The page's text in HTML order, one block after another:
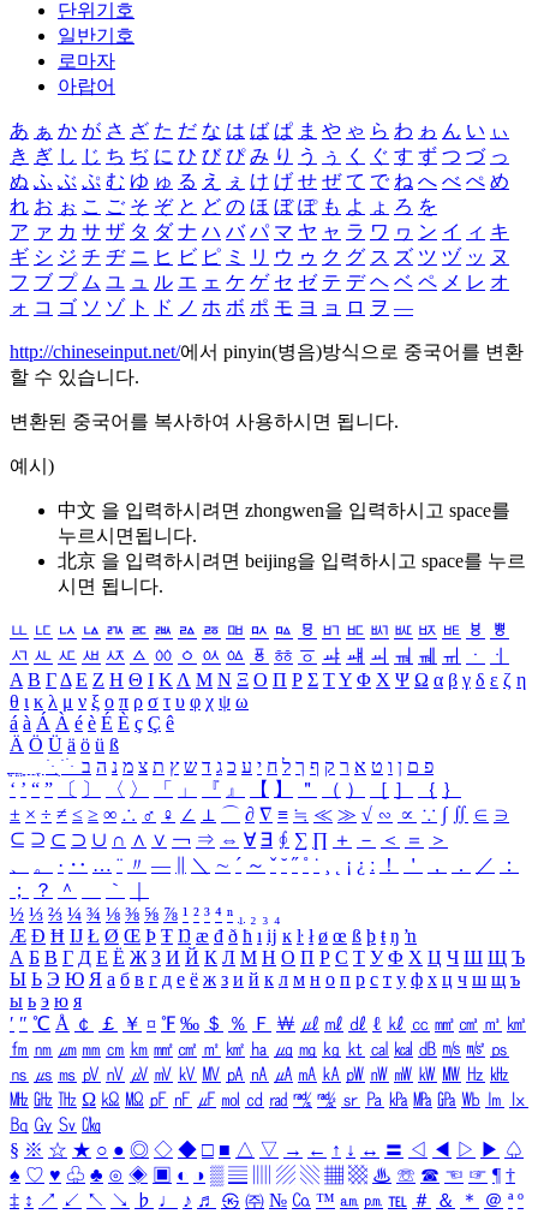
단위기호
일반기호
로마자
아랍어
あ ぁ か が さ ざ た だ な は ば ぱ ま や ゃ ら わ ゎ ん い ぃ
き ぎ し じ ち ぢ に ひ び ぴ み り う ぅ く ぐ す ず つ づ っ
ぬ ふ ぶ ぷ む ゆ ゅ る え ぇ け げ せ ぜ て で ね へ べ ぺ め
れ お ぉ こ ご そ ぞ と ど の ほ ぼ ぽ も よ ょ ろ を
ア ァ カ サ ザ タ ダ ナ ハ バ パ マ ヤ ャ ラ ワ ヮ ン イ ィ キ
ギ シ ジ チ ヂ ニ ヒ ビ ピ ミ リ ウ ゥ ク グ ス ズ ツ ヅ ッ ヌ
フ ブ プ ム ユ ュ ル エ ェ ケ ゲ セ ゼ テ デ ヘ ベ ペ メ レ オ
ォ コ ゴ ソ ゾ ト ド ノ ホ ボ ポ モ ヨ ョ ロ ヲ ―
http://chineseinput.net/에서 pinyin(병음)방식으로 중국어를 변환
할 수 있습니다.
변환된 중국어를 복사하여 사용하시면 됩니다.
예시)
中文 을 입력하시려면 zhongwen을 입력하시고 space를
누르시면됩니다.
北京 을 입력하시려면 beijing을 입력하시고 space를 누르
시면 됩니다.
ㅥ ㅦ ㅧ ㅨ ㅩ ㅪ ㅫ ㅬ ㅭ ㅮ ㅯ ㅰ ㅱ ㅲ ㅳ ㅴ ㅵ ㅶ ㅷ ㅸ
ㅹ
ㅺ ㅻ ㅼ ㅽ ㅾ ㅿ ㆀ ㆁ ㆂ ㆃ ㆄ ㆅ ㆆ ㆇ ㆈ ㆉ ㆊ ㆋ ㆌ ㆍ
ㆎ
Α Β ΓΔ Ε Ζ Η Θ Ι ΚΛ Μ Ν Ξ Ο Π Ρ Σ ΤΥ Φ Χ Ψ Ω α β γ δ ε ζ η
θ ι κ λ μ ν ξ ο π ρ σ τ υ φ χ ψ ω
á à Á À é è É È ç Ç ê
Ä Ö Ü ä ö ü ß
ִֶֹ ֻּ ׁׂ פ ם ן ו ט א ר ק ף ך ל ח י ע כ ג ד ש ץ ת צ מ נ ה ב
‘ ’ “ ” 〔 〕 〈 〉 「 」 『 』 【 】 ＂ （ ） ［ ］ ｛ ｝
± × ÷ ≠ ≤ ≥ ∞ ∴ ♂ ♀ ∠ ⊥ ⌒ ∂ ∇ ≡ ≒ ≪ ≫ √ ∽ ∝ ∵ ∫ ∬ ∈ ∋
⊆ ⊇ ⊂ ⊃ ∪ ∩ ∧ ∨ ￢ ⇒ ⇔ ∀ ∃ ∮ ∑ ∏ ＋ － ＜ ＝
＞
、
。 · ‥ … ¨ 〃 ― ＼ ∼ ´ ～ ˇ ˘ ˝ ˚ ˙ ¸ ¡ ¿ ː ！ ＇ ， ． ／
：
；
？ ＾ ｀
½ ⅓ ⅔ ¼ ¾ ⅛ ⅜ ⅝ ⅞ ¹ ² ³ ⁴ ⁿ ₁ ₂ ₃ ₄
Æ Ð Ħ Ĳ Ł Ø Œ Þ Ŧ Ŋ æ đ ð ħ ı ĳ ĸ ŀ ł ø œ ß þ ŧ ŋ ŉ
А Б В Г Д Е Ё Ж З И Й К Л М Н О П Р С Т У Ф Х Ц Ч Ш Щ Ъ
Ы Ь Э Ю Я а б в г д е ё ж з и й к л м н о п р с т у ф х ц ч ш щ ъ
ы ь э ю я
′ ″ ℃ Å ￠ ￡ ￥ ¤ ℉ ‰ ＄ ％ Ｆ ￦ ㎕ ㎖ ㎗ ℓ ㎘ ㏄ ㎣ ㎤ ㎥ ㎦
㎙ ㎚ ㎛ ㎜ ㎝ ㎞ ㎟ ㎠ ㎡ ㎢ ㏊ ㎍ ㎎ ㎏ ㏏ ㎈ ㎉ ㏈ ㎧ ㎨ ㎰
㎱ ㎲ ㎳ ㎴ ㎵ ㎶ ㎷ ㎸ ㎹ ㎀ ㎁ ㎂ ㎃ ㎄ ㎺ ㎻ ㎽ ㎾ ㎿ ㎐ ㎑
㎒ ㎓ ㎔ Ω ㏀ ㏁ ㎊ ㎋ ㎌ ㏖ ㏅ ㎭ ㎮ ㎯ ㏛ ㎩ ㎪ ㎫ ㎬ ㏝ ㏐
㏓
㏃ ㏉ ㏜ ㏆
§ ※ ☆ ★ ○ ● ◎ ◇ ◆ □ ■ △ ▽ → ← ↑ ↓ ↔ 〓 ◁ ◀ ▷ ▶ ♤
♠ ♡ ♥ ♧ ♣ ⊙ ◈ ▣ ◐ ◑ ▒ ▤ ▨ ▧ ▦ ▩ ♨ ☏ ☎ ☜ ☞ ¶ †
‡ ↕ ↗ ↙ ↖ ↘ ♭ ♩ ♪ ♬ ㉿ ㈜ № ㏇ ™ ㏂ ㏘ ℡ ＃ ＆ ＊ ＠ ª º